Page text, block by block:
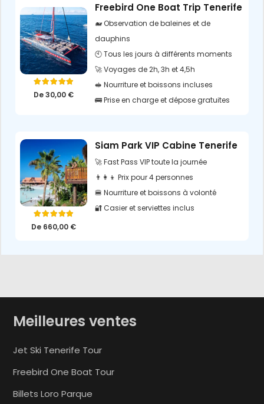
Note5.00 sur 5
De30,00 €
Freebird One Boat Trip Tenerife
🐋 Observation de baleines et de
dauphins
🕙 Tous les jours à différents moments
🚀 Voyages de 2h, 3h et 4,5h
🥪 Nourriture et boissons incluses
🚌 Prise en charge et dépose gratuites
Note 5.00
De 660,00 €
Siam Park VIP Cabine Tenerife
🚀 Fast Pass VIP toute la journée
👨‍👩‍👦 Prix pour 4 personnes
🍔 Nourriture et boissons à volonté
🔐 Casier et serviettes inclus
Meilleures ventes
Jet Ski Tenerife Tour
Freebird One Boat Tour
Billets Loro Parque